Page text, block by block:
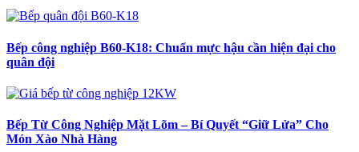
Bếp công nghiệp B60-K18: Chuẩn mực hậu cần hiện đại cho
quân đội
Bếp Từ Công Nghiệp Mặt Lõm – Bí Quyết “Giữ Lửa” Cho
Món Xào Nhà Hàng